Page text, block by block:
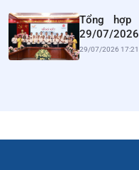
Tổng hợp
29/07/2026
29/07/2026 17:21